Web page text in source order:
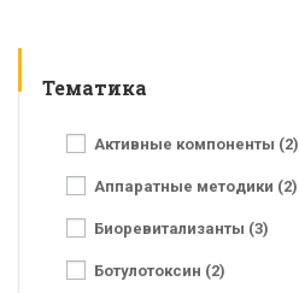
Тематика
Активные компоненты (2)
Аппаратные методики (2)
Биоревитализанты (3)
Ботулотоксин (2)